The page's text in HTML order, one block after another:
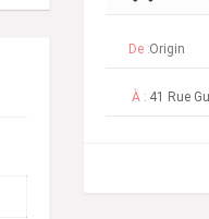
De :
À :